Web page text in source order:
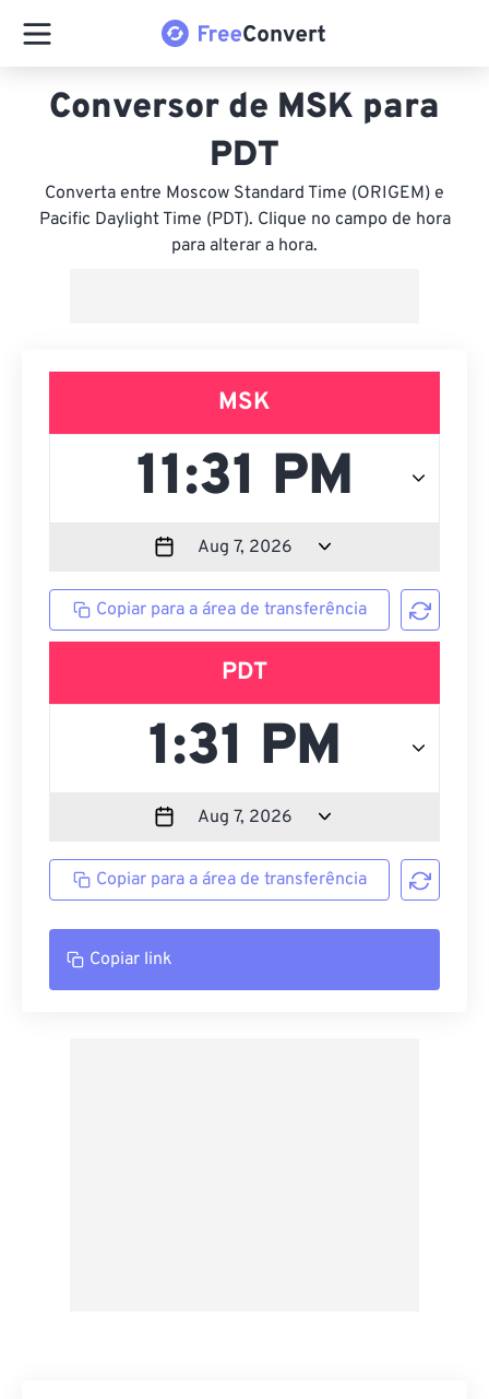
Conversor de MSK para
PDT
Converta entre Moscow Standard Time (ORIGEM) e
Pacific Daylight Time (PDT). Clique no campo de hora
para alterar a hora.
MSK
Copiar para a área de transferência
PDT
Copiar para a área de transferência
Copiar link